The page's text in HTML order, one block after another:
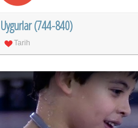
Uygurlar (744-840)
Tarih